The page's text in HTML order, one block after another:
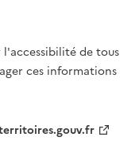
de tous
ces informations